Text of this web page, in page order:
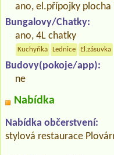
ano, el.přípojky plocha
Bungalovy/Chatky:
ano, 4L chatky
Kuchyňka Lednice El.zásuvka
Budovy(pokoje/app):
ne
Nabídka
Nabídka občerstvení:
stylová restaurace